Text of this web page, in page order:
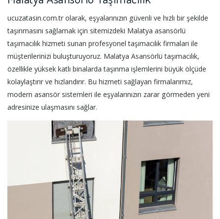
ucuzatasin.com.tr olarak, eşyalarınızın güvenli ve hızlı bir şekilde
taşınmasını sağlamak için sitemizdeki Malatya asansörlü
taşımacılık hizmeti sunan profesyonel taşımacılık firmaları ile
müşterilerinizi buluşturuyoruz. Malatya Asansörlü taşımacılık,
özellikle yüksek katlı binalarda taşınma işlemlerini büyük ölçüde
kolaylaştırır ve hızlandırır. Bu hizmeti sağlayan firmalarımız,
modern asansör sistemleri ile eşyalarınızın zarar görmeden yeni
adresinize ulaşmasını sağlar.